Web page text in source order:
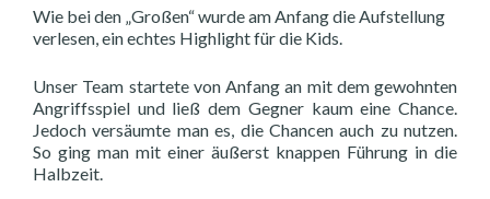
Wie bei den „Großen“ wurde am Anfang die Aufstellung
verlesen, ein echtes Highlight für die Kids.
Unser Team startete von Anfang an mit dem gewohnten
Angriffsspiel und ließ dem Gegner kaum eine Chance.
Jedoch versäumte man es, die Chancen auch zu nutzen.
So ging man mit einer äußerst knappen Führung in die
Halbzeit.